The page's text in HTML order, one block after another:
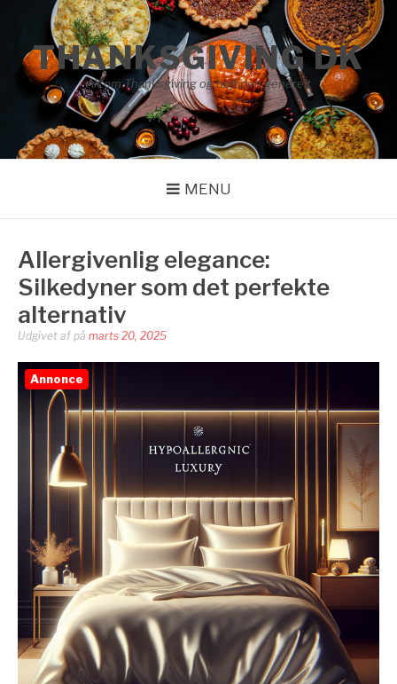
indholdTHANKSGIVING DK
Alt om Thanksgiving og højtiden generelt
MENU
Allergivenlig elegance:
Silkedyner som det perfekte
alternativ
Udgivet af på marts 20, 2025
Annonce